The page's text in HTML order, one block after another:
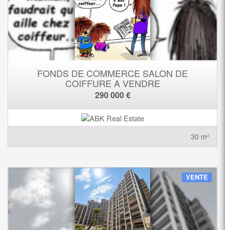
FONDS DE COMMERCE SALON DE
COIFFURE A VENDRE
290 000 €
30 m²
VENTE